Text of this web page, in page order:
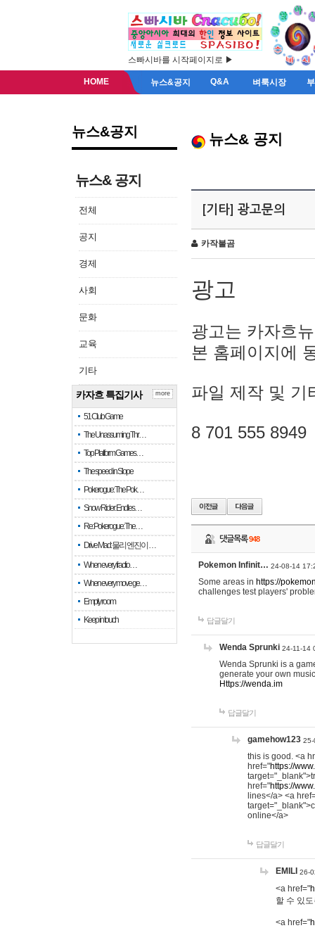
스빠시바를 시작페이지로 ▶
HOME 뉴스&공지 Q&A 벼룩시장
뉴스&공지
뉴스& 공지
전체
공지
경제
사회
문화
교육
기타
카자흐 특집기사
51 Club Game
The Unassuming Thr…
Top Platform Games…
The speed in Slope
Pokerogue: The Pok…
Snow Rider: Endles…
Re: Pokerogue: The…
Drive Mad: 물리 엔진이 …
When every fractio…
When every move ge…
Empty room
Keep in touch
more
뉴스& 공지
[기타] 광고문의
카작불곰
광고
광고는 카자흐
본 홈페이지에
파일 제작 및 기
8 701 555 8949
댓글목록948
Pokemon Infinit… 24-08-14
Some areas in https://
challenges test players'
답글달기
Wenda Sprunki 24-11-14
Wenda Sprunki is a
generate your own
Https://wenda.im
답글달기
gamehow123 25-
this is good. <a
href="https://
href="https://
lines</a> <a
online</a>
답글달기
EMILI 26-
<a href="
할 수 있
<a href="